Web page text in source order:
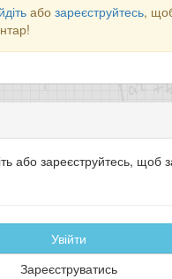
або зареєструйтесь,
або зареєструйтесь, щоб
Увійти
Зареєструватись